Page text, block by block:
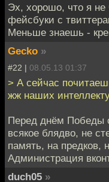
Эх, хорошо, что я
фейсбуки с
Меньше знаешь -
Gecko »
#22 | 08.05.13 01:37
> А сейчас
жж наших
Перед днём Победы
всякое блядво, не
память, на предков,
Администрация
duch05 »